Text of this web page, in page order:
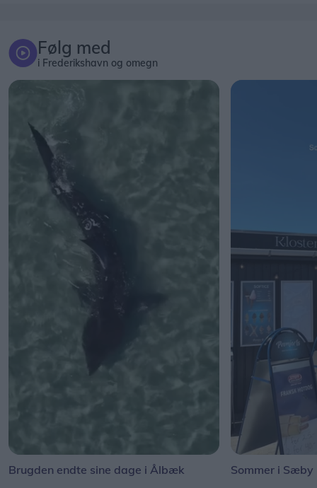
Følg med
i Frederikshavn og omegn
Brugden endte sine dage i Ålbæk Sommer i Sæby